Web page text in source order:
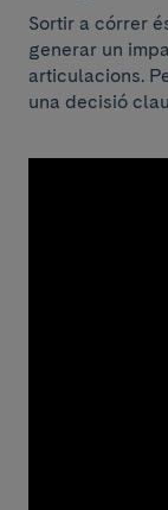
Sortir a córrer
generar un
articulacions.
una decisió